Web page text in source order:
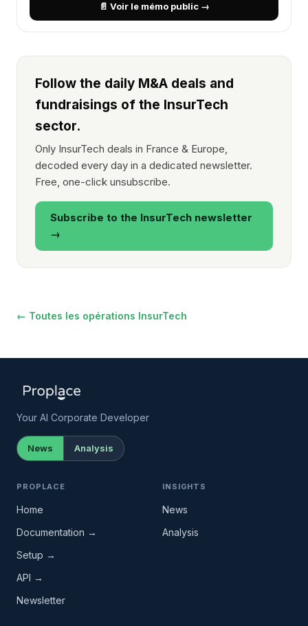
📄 Voir le mémo public →
Follow the daily M&A deals and
fundraisings of the InsurTech
sector.
Only InsurTech deals in France & Europe,
decoded every day in a dedicated newsletter.
Free, one-click unsubscribe.
Subscribe to the InsurTech newsletter
→
← Toutes les opérations InsurTech
Your AI Corporate Developer
News Analysis
PROPLACE
Home
Documentation →
Setup →
API →
Newsletter
INSIGHTS
News
Analysis